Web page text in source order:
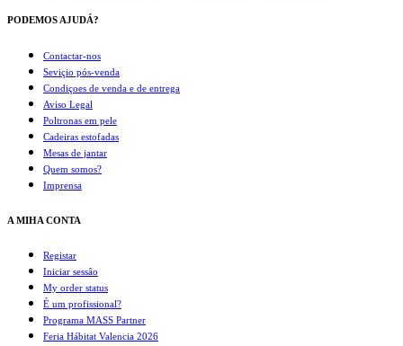
PODEMOS AJUDÁ?
Contactar-nos
Seviçio pós-venda
Condiçoes de venda e de entrega
Aviso Legal
Poltronas em pele
Cadeiras estofadas
Mesas de jantar
Quem somos?
Imprensa
A MIHA CONTA
Registar
Iniciar sessâo
My order status
É um profissional?
Programa MASS Partner
Feria Hábitat Valencia 2026